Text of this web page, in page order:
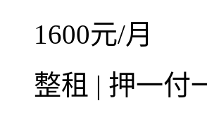
1600元/月
整租 | 押一付